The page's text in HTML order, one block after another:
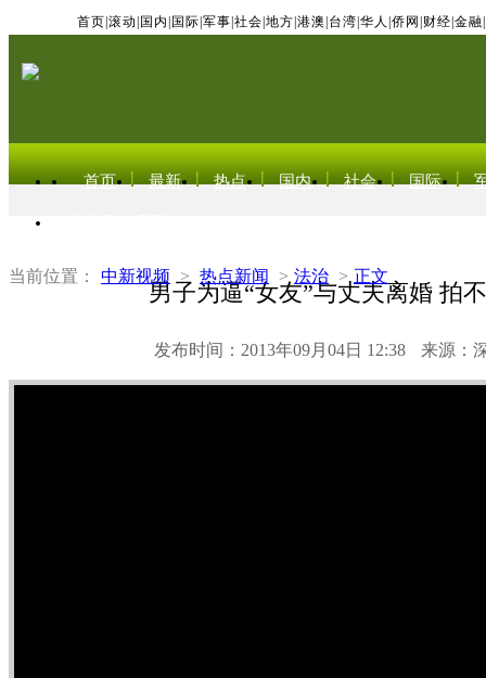
首页 滚动 国内 国际 军事 社会 地方 港澳 台湾 华人 侨网 财经 金融
首页 最新 热点 国内 社会 国际
当前位置： 中新视频 > 热点新闻 > 法治 > 正文
男子为逼“女友”与丈夫离婚 拍
发布时间：2013年09月04日 12:38 来源：